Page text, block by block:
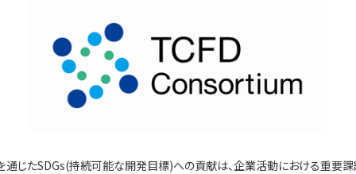
SDGs(持続可能な開発目標)への貢献は、企業活動における重要課